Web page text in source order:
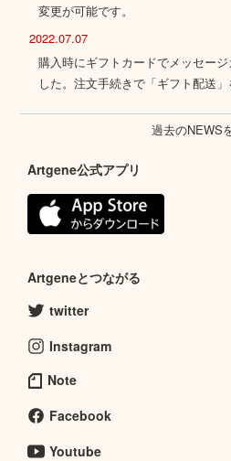
変更が可能です。
2022.07.07
購入時にギフトカードでメッセー
した。注文手続きで「ギフト配送」
過去のNEWS
Artgene公式アプリ
Artgeneとつながる
twitter
Instagram
Note
Facebook
Youtube